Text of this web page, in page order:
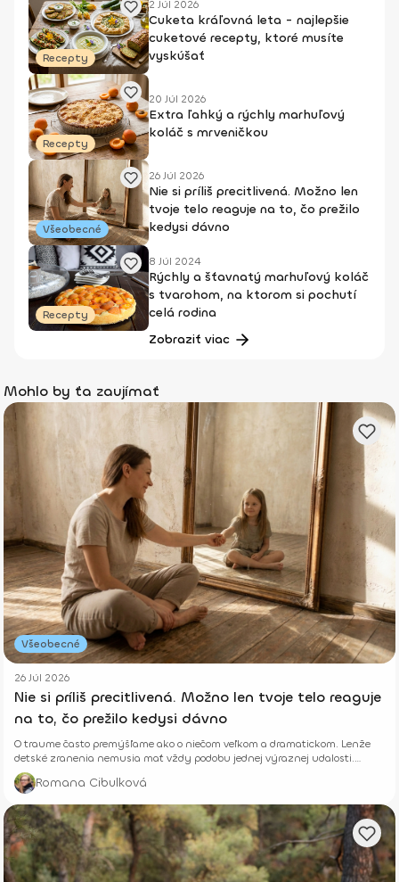
Recepty
2 Júl 2026
Cuketa kráľovná leta - najlepšie
cuketové recepty, ktoré musíte
vyskúšať
Recepty
20 Júl 2026
Extra ľahký a rýchly marhuľový
koláč s mrveničkou
Všeobecné
26 Júl 2026
Nie si príliš precitlivená. Možno len
tvoje telo reaguje na to, čo prežilo
kedysi dávno
Recepty
8 Júl 2024
Rýchly a šťavnatý marhuľový koláč
s tvarohom, na ktorom si pochutí
celá rodina
Zobraziť viac
Mohlo by ťa zaujímať
Všeobecné
26 Júl 2026
Nie si príliš precitlivená. Možno len tvoje telo reaguje
na to, čo prežilo kedysi dávno
O traume často premýšľame ako o niečom veľkom a dramatickom. Lenže
detské zranenia nemusia mať vždy podobu jednej výraznej udalosti.
Niekedy rastú potichu.
Romana Cibulková